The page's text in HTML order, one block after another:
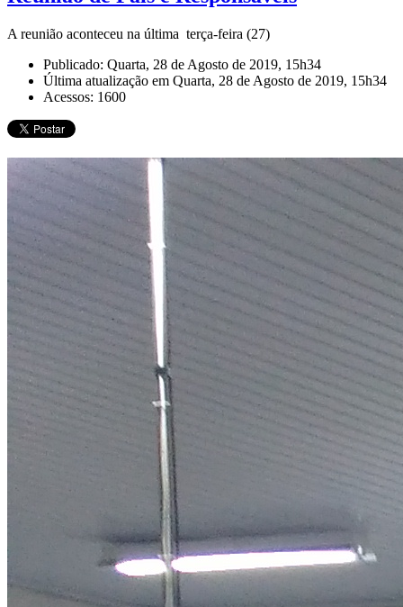
A reunião aconteceu na última terça-feira (27)
Publicado: Quarta, 28 de Agosto de 2019, 15h34
Última atualização em Quarta, 28 de Agosto de 2019, 15h34
Acessos: 1600